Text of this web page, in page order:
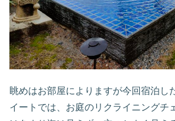
眺めはお部屋によりますが今回宿泊し
イートでは、お庭のリクライニングチ